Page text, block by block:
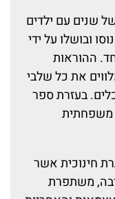
שנים עם ילדים
ובושלו על ידי
ההוראות
את כל שלבי
בעזרת ספר
משפחתית
חינוכית אשר
משתפרת